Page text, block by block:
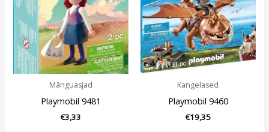
Mänguasjad
Playmobil 9481
€3,33
Kangelased
Playmobil 9460
€19,35